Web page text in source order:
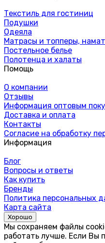
Текстиль для гостиниц
Подушки
Одеяла
Матрасы и топперы,
Постельное белье
Полотенца и халаты
Помощь
О компании
Отзывы
Информация оптовым
Доставка и оплата
Контакты
Согласие на обработку
Информация
Блог
Вопросы и ответы
Как купить
Бренды
Политика персональных
Карта сайта
Хорошо
Мы сохраняем файлы
работать лучше. Если Вы